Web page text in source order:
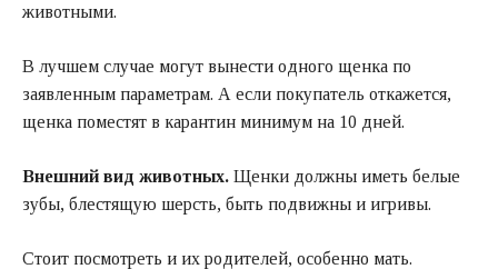
животными.
В лучшем случае могут вынести одного щенка по
заявленным параметрам. А если покупатель откажется,
щенка поместят в карантин минимум на 10 дней.
Внешний вид животных. Щенки должны иметь белые
зубы, блестящую шерсть, быть подвижны и игривы.
Стоит посмотреть и их родителей, особенно мать.